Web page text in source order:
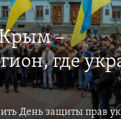
–
где
День защиты прав